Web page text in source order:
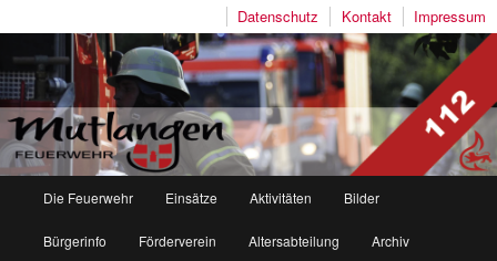
Impressum
Kontakt
Datenschutz
Freiwillige Feuerwehr Mutlangen
Zum
Inhalt
Zum
sekundären
Die Feuerwehr Einsätze Aktivitäten Bilder
Bürgerinfo Förderverein Altersabteilung Archiv